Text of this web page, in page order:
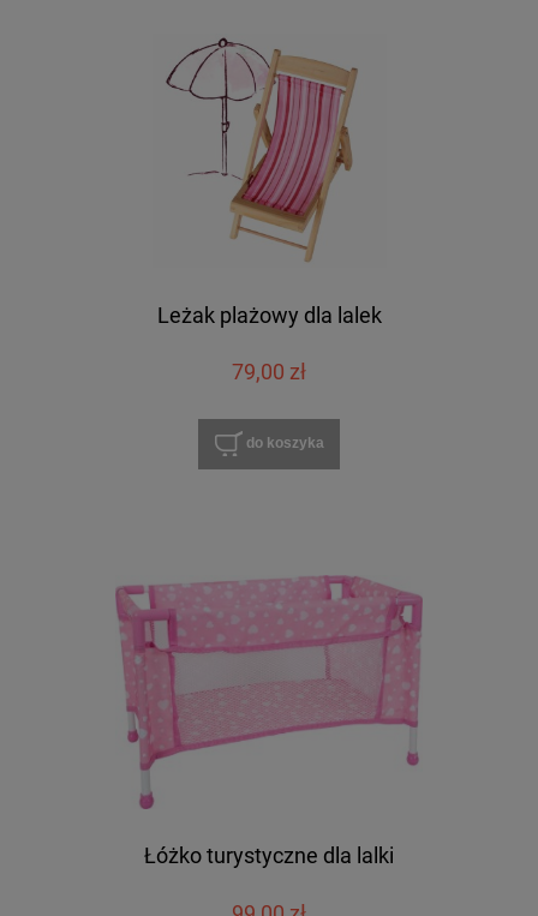
Leżak plażowy dla lalek
79,00 zł
do koszyka
Łóżko turystyczne dla lalki